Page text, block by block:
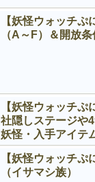
【妖怪ウォッチぷ
（A～F）＆開放
【妖怪ウォッチ
社隠しステージや
妖怪・入手アイテ
【妖怪ウォッチぷ
（イサマシ族）